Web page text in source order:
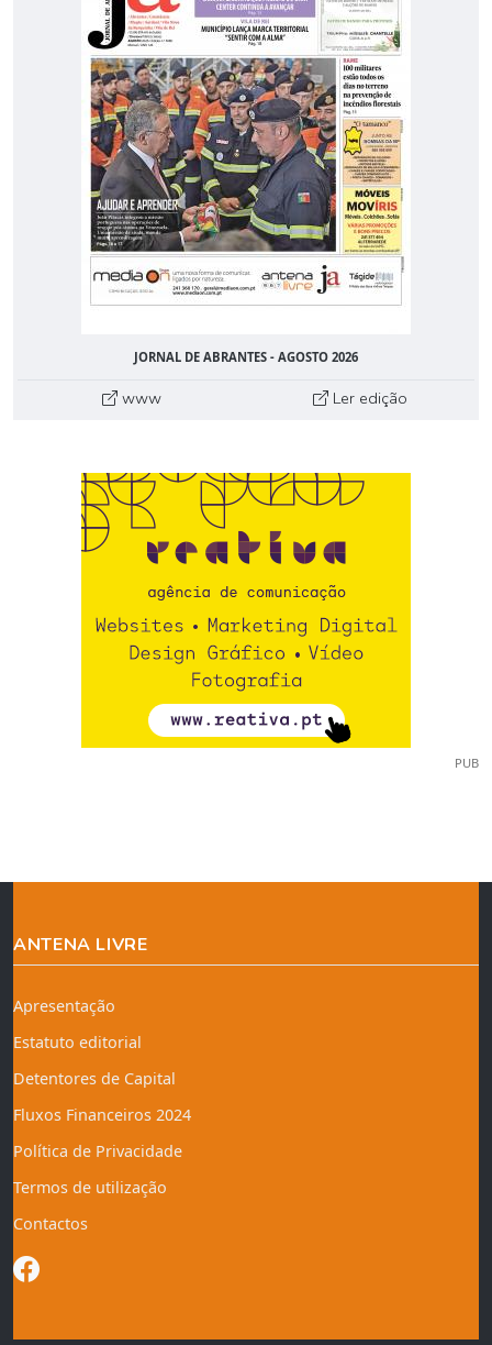
JORNAL DE ABRANTES - AGOSTO 2026
www Ler edição
PUB
ANTENA LIVRE
Apresentação
Estatuto editorial
Detentores de Capital
Fluxos Financeiros 2024
Política de Privacidade
Termos de utilização
Contactos